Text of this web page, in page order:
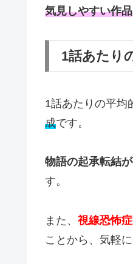
気見しやすい作品
1話あたり
1話あたりの平均
成です。
物語の起承転結
す。
また、 視線恐怖
ことから、気軽